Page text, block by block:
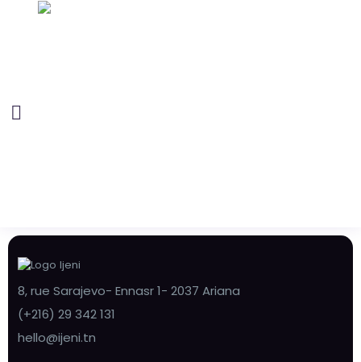
8, rue Sarajevo- Ennasr 1- 2037 Ariana
(+216) 29 342 131
hello@ijeni.tn